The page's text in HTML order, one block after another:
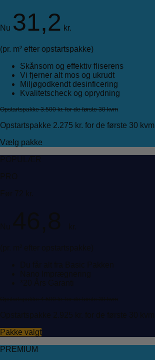
Nu 31,2 kr.
(pr. m² efter opstartspakke)
Skånsom og effektiv fliserens
Vi fjerner alt mos og ukrudt
Miljøgodkendt desinficering
Kvalitetscheck og oprydning
Opstartspakke 3.500 kr. for de første 30 kvm
Opstartspakke 2.275 kr. for de første 30 kvm
Vælg pakke
Pakke valgt
PREMIUM